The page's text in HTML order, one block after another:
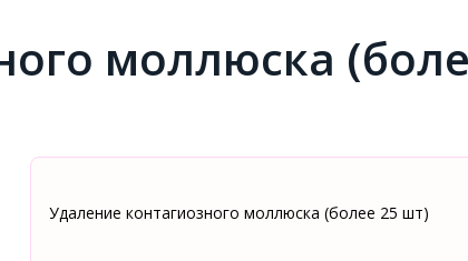
моллюска
Удаление контагиозного моллюска (более 25 шт)